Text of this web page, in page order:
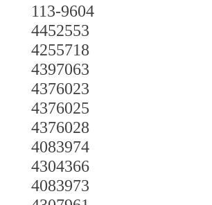
113-9604
4452553
4255718
4397063
4376023
4376025
4376028
4083974
4304366
4083973